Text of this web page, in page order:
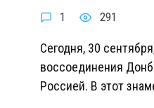
1 291
Сегодня, 30
воссоединения
Россией. В этот